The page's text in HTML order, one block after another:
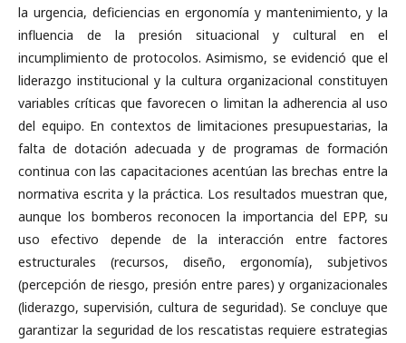
la urgencia, deficiencias en ergonomía y mantenimiento, y la
influencia de la presión situacional y cultural en el
incumplimiento de protocolos. Asimismo, se evidenció que el
liderazgo institucional y la cultura organizacional constituyen
variables críticas que favorecen o limitan la adherencia al uso
del equipo. En contextos de limitaciones presupuestarias, la
falta de dotación adecuada y de programas de formación
continua con las capacitaciones acentúan las brechas entre la
normativa escrita y la práctica. Los resultados muestran que,
aunque los bomberos reconocen la importancia del EPP, su
uso efectivo depende de la interacción entre factores
estructurales (recursos, diseño, ergonomía), subjetivos
(percepción de riesgo, presión entre pares) y organizacionales
(liderazgo, supervisión, cultura de seguridad). Se concluye que
garantizar la seguridad de los rescatistas requiere estrategias